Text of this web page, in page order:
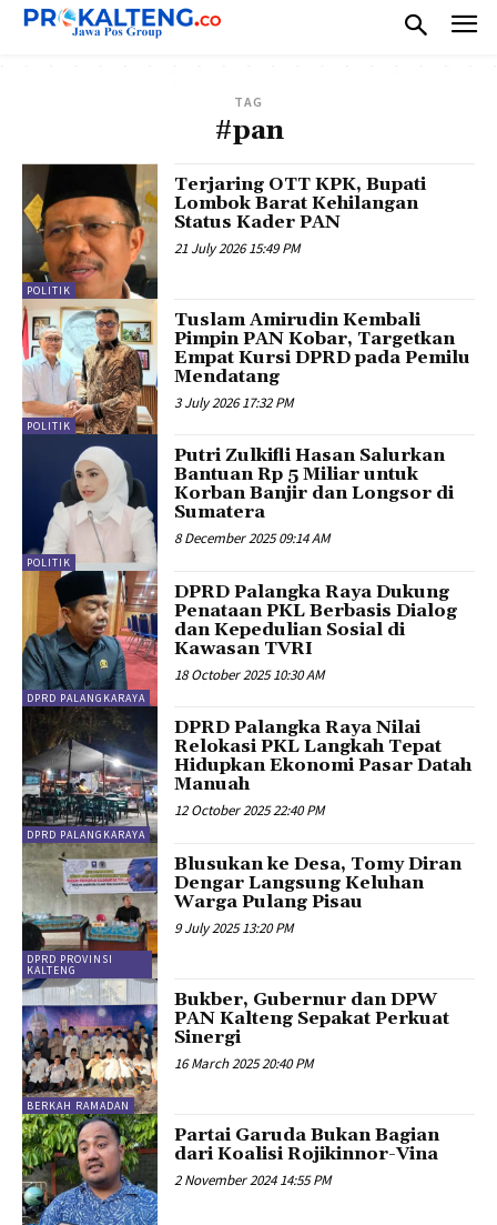
TAG
#pan
POLITIK
Terjaring OTT KPK, Bupati
Lombok Barat Kehilangan
Status Kader PAN
21 July 2026 15:49 PM
POLITIK
Tuslam Amirudin Kembali
Pimpin PAN Kobar, Targetkan
Empat Kursi DPRD pada Pemilu
Mendatang
3 July 2026 17:32 PM
POLITIK
Putri Zulkifli Hasan Salurkan
Bantuan Rp 5 Miliar untuk
Korban Banjir dan Longsor di
Sumatera
8 December 2025 09:14 AM
DPRD PALANGKARAYA
DPRD Palangka Raya Dukung
Penataan PKL Berbasis Dialog
dan Kepedulian Sosial di
Kawasan TVRI
18 October 2025 10:30 AM
DPRD PALANGKARAYA
DPRD Palangka Raya Nilai
Relokasi PKL Langkah Tepat
Hidupkan Ekonomi Pasar Datah
Manuah
12 October 2025 22:40 PM
DPRD PROVINSI
KALTENG
Blusukan ke Desa, Tomy Diran
Dengar Langsung Keluhan
Warga Pulang Pisau
9 July 2025 13:20 PM
BERKAH RAMADAN
Bukber, Gubernur dan DPW
PAN Kalteng Sepakat Perkuat
Sinergi
16 March 2025 20:40 PM
Partai Garuda Bukan Bagian
dari Koalisi Rojikinnor-Vina
2 November 2024 14:55 PM